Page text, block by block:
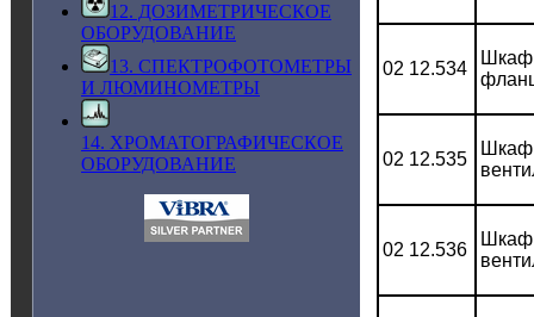
12. ДОЗИМЕТРИЧЕСКОЕ
ОБОРУДОВАНИЕ
13. СПЕКТРОФОТОМЕТРЫ
И ЛЮМИНОМЕТРЫ
14. ХРОМАТОГРАФИЧЕСКОЕ
ОБОРУДОВАНИЕ
02 12.534
Шкаф
02 12.535
Шкаф
02 12.536
Шкаф